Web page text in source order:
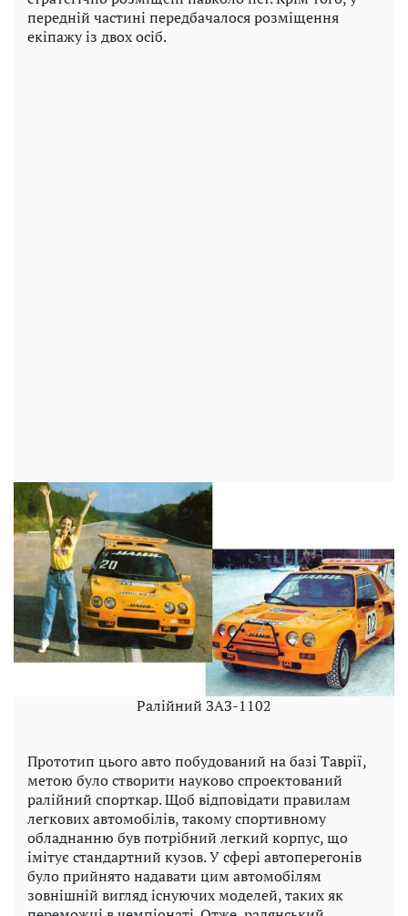
передній частині передбачалося розміщення
екіпажу із двох осіб.
Ралійний ЗАЗ-1102
Прототип цього авто побудований на базі Таврії,
метою було створити науково спроектований
ралійний спорткар. Щоб відповідати правилам
легкових автомобілів, такому спортивному
обладнанню був потрібний легкий корпус, що
імітує стандартний кузов. У сфері автоперегонів
було прийнято надавати цим автомобілям
зовнішній вигляд існуючих моделей, таких як